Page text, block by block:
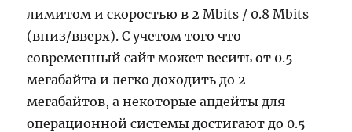
лимитом и скоростью в 2 Mbits / 0.8 Mbits
(вниз/вверх). С учетом того что
современный сайт может весить от 0.5
мегабайта и легко доходить до 2
мегабайтов, а некоторые апдейты для
операционной системы достигают до 0.5